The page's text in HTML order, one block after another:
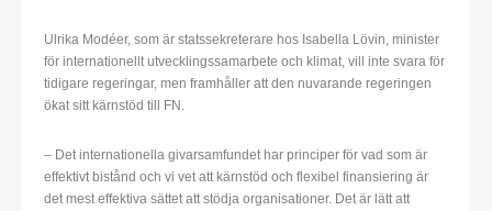
Ulrika Modéer, som är statssekreterare hos Isabella Lövin, minister
för internationellt utvecklingssamarbete och klimat, vill inte svara för
tidigare regeringar, men framhåller att den nuvarande regeringen
ökat sitt kärnstöd till FN.
– Det internationella givarsamfundet har principer för vad som är
effektivt bistånd och vi vet att kärnstöd och flexibel finansiering är
det mest effektiva sättet att stödja organisationer. Det är lätt att